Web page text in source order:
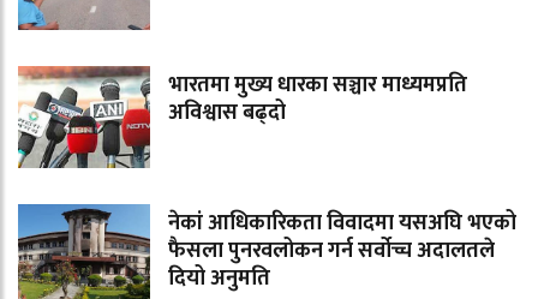
भारतमा मुख्य धारका सञ्चार माध्यमप्रति
अविश्वास बढ्दो
नेकां आधिकारिकता विवादमा यसअघि भएको
फैसला पुनरवलोकन गर्न सर्वोच्च अदालतले
दियो अनुमति